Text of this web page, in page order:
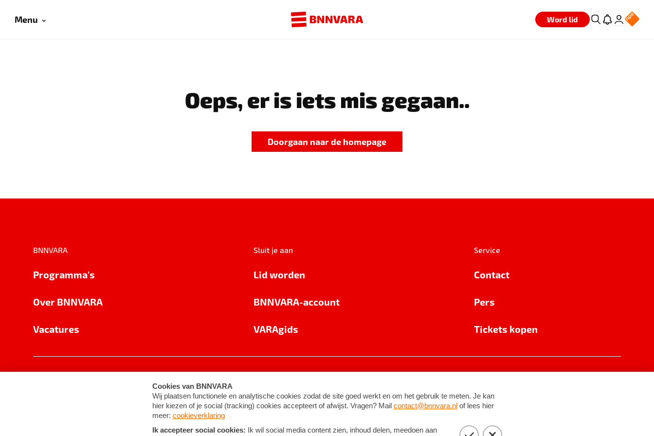
Menu Word lid
Oeps, er is iets mis gegaan..
Doorgaan naar de homepage
BNNVARA
Programma's
Over BNNVARA
Vacatures
Sluit je aan
Lid worden
BNNVARA-account
VARAgids
Service
Contact
Pers
Tickets kopen
Cookie-instellingen Algemene voorwaarden ©2026BNNVARA